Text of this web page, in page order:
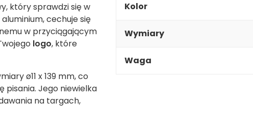
który sprawdzi się w
cechuje się
w przyciągającym
logo, które
ø11 x 139 mm, co
pisania. Jego niewielka
na targach,
Kolor
Wymiary
Waga